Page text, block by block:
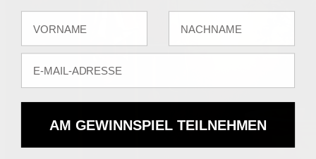
AM GEWINNSPIEL TEILNEHMEN